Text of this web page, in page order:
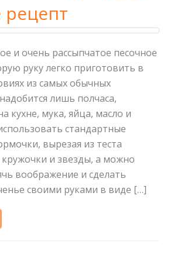
рецепт
и очень рассыпчатое песочное
руку легко приготовить в
из самых обычных
лишь полчаса,
кухне, мука, яйца, масло и
стандартные
вырезая из теста
кружочки и звезды, а можно
воображение и сделать
своими руками в виде […]